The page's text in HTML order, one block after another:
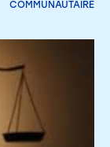
COMMUNAUTAIRE